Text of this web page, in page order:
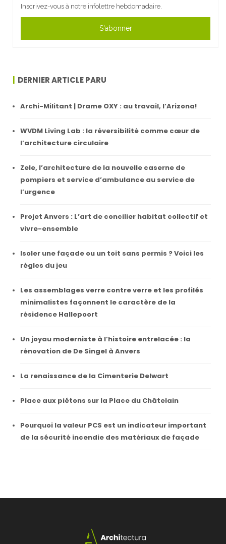
Inscrivez-vous à notre infolettre hebdomadaire.
S'abonner
DERNIER ARTICLE PARU
Archi-Militant | Drame OXY : au travail, l’Arizona!
WVDM Living Lab : la réversibilité comme cœur de
l’architecture circulaire
Zele, l’architecture de la nouvelle caserne de
pompiers et service d’ambulance au service de
l’urgence
Projet Anvers : L’art de concilier habitat collectif et
vivre-ensemble
Isoler une façade ou un toit sans permis ? Voici les
règles du jeu
Les assemblages verre contre verre et les profilés
minimalistes façonnent le caractère de la
résidence Hallepoort
Un joyau moderniste à l’histoire entrelacée : la
rénovation de De Singel à Anvers
La renaissance de la Cimenterie Delwart
Place aux piétons sur la Place du Châtelain
Pourquoi la valeur PCS est un indicateur important
de la sécurité incendie des matériaux de façade